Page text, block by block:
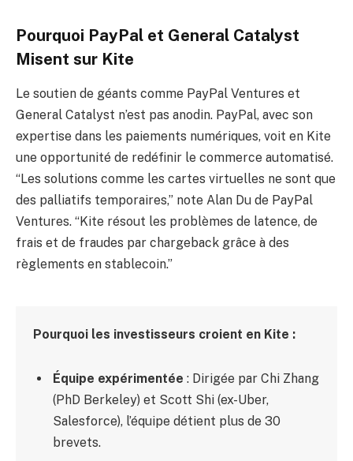
Pourquoi PayPal et General Catalyst
Misent sur Kite
Le soutien de géants comme PayPal Ventures et
General Catalyst n’est pas anodin. PayPal, avec son
expertise dans les paiements numériques, voit en Kite
une opportunité de redéfinir le commerce automatisé.
“Les solutions comme les cartes virtuelles ne sont que
des palliatifs temporaires,” note Alan Du de PayPal
Ventures. “Kite résout les problèmes de latence, de
frais et de fraudes par chargeback grâce à des
règlements en stablecoin.”
Pourquoi les investisseurs croient en Kite :
Équipe expérimentée : Dirigée par Chi Zhang
(PhD Berkeley) et Scott Shi (ex-Uber,
Salesforce), l’équipe détient plus de 30
brevets.